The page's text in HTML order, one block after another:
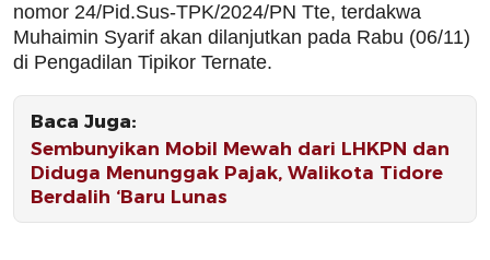
nomor 24/Pid.Sus-TPK/2024/PN Tte, terdakwa
Muhaimin Syarif akan dilanjutkan pada Rabu (06/11)
di Pengadilan Tipikor Ternate.
Baca Juga:
Sembunyikan Mobil Mewah dari LHKPN dan
Diduga Menunggak Pajak, Walikota Tidore
Berdalih ‘Baru Lunas